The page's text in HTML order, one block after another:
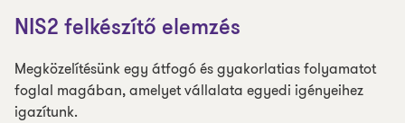
NIS2 felkészítő elemzés
Megközelítésünk egy átfogó és gyakorlatias folyamatot
foglal magában, amelyet vállalata egyedi igényeihez
igazítunk.